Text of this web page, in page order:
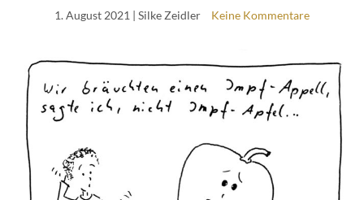
1. August 2021 | Silke Zeidler Keine Kommentare